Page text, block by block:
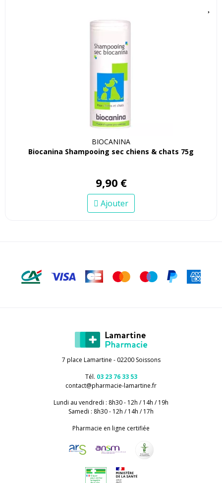
BIOCANINA
Biocanina Shampooing sec chiens & chats 75g
9,90 €
Ajouter
7 place Lamartine - 02200 Soissons
Tél. 03 23 76 33 53
contact@pharmacie-lamartine.fr
Lundi au vendredi : 8h30 - 12h / 14h / 19h
Samedi : 8h30 - 12h / 14h / 17h
Pharmacie en ligne certifiée